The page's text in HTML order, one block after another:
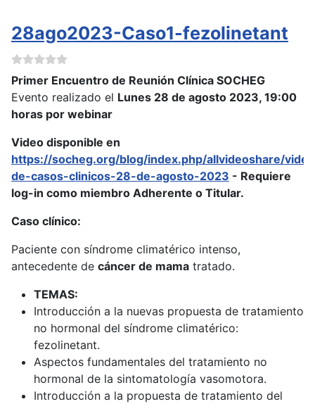
28ago2023-Caso1-fezolinetant
Primer Encuentro de Reunión Clínica SOCHEG
Evento realizado el Lunes 28 de agosto 2023, 19:00
horas por webinar
Video disponible en
https://socheg.org/blog/index.php/allvideoshare/
de-casos-clinicos-28-de-agosto-2023 - Requiere
log-in como miembro Adherente o Titular.
Caso clínico:
Paciente con síndrome climatérico intenso,
antecedente de cáncer de mama tratado.
TEMAS:
Introducción a la nuevas propuesta de tratamiento
no hormonal del síndrome climatérico:
fezolinetant.
Aspectos fundamentales del tratamiento no
hormonal de la sintomatología vasomotora.
Introducción a la propuesta de tratamiento del